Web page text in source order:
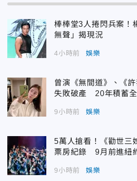
棒棒堂3人捲閃兵案！
無聲」揭現況
4小時前 娛樂
曾演《無間道》、《
失敗破產 20年積蓄
9小時前 娛樂
5萬人搶看！《勸世三
票房紀錄 9月前進紐
9小時前 娛樂